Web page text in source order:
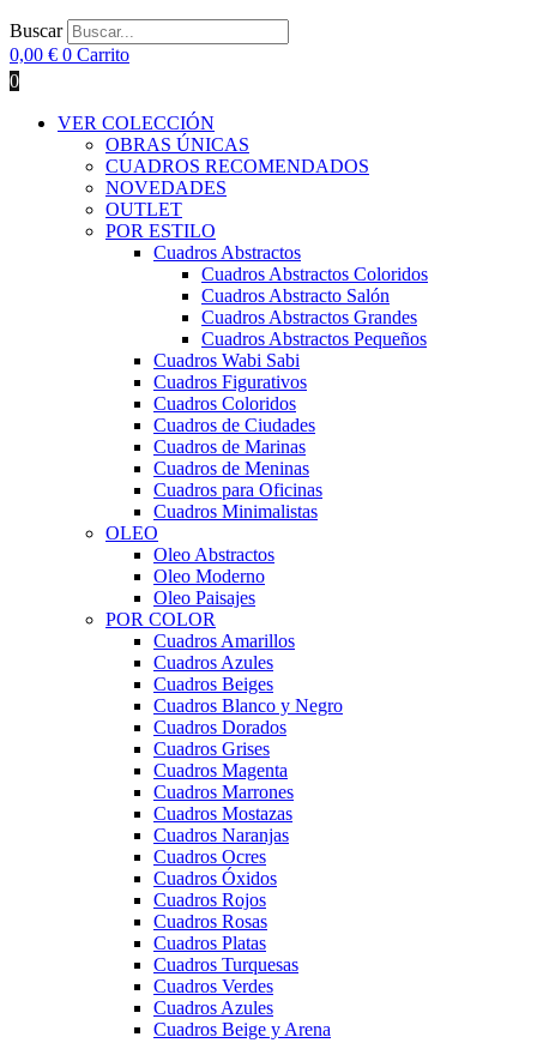
Buscar
0,00 € 0 Carrito
0
VER COLECCIÓN
OBRAS ÚNICAS
CUADROS RECOMENDADOS
NOVEDADES
OUTLET
POR ESTILO
Cuadros Abstractos
Cuadros Abstractos Coloridos
Cuadros Abstracto Salón
Cuadros Abstractos Grandes
Cuadros Abstractos Pequeños
Cuadros Wabi Sabi
Cuadros Figurativos
Cuadros Coloridos
Cuadros de Ciudades
Cuadros de Marinas
Cuadros de Meninas
Cuadros para Oficinas
Cuadros Minimalistas
OLEO
Oleo Abstractos
Oleo Moderno
Oleo Paisajes
POR COLOR
Cuadros Amarillos
Cuadros Azules
Cuadros Beiges
Cuadros Blanco y Negro
Cuadros Dorados
Cuadros Grises
Cuadros Magenta
Cuadros Marrones
Cuadros Mostazas
Cuadros Naranjas
Cuadros Ocres
Cuadros Óxidos
Cuadros Rojos
Cuadros Rosas
Cuadros Platas
Cuadros Turquesas
Cuadros Verdes
Cuadros Azules
Cuadros Beige y Arena